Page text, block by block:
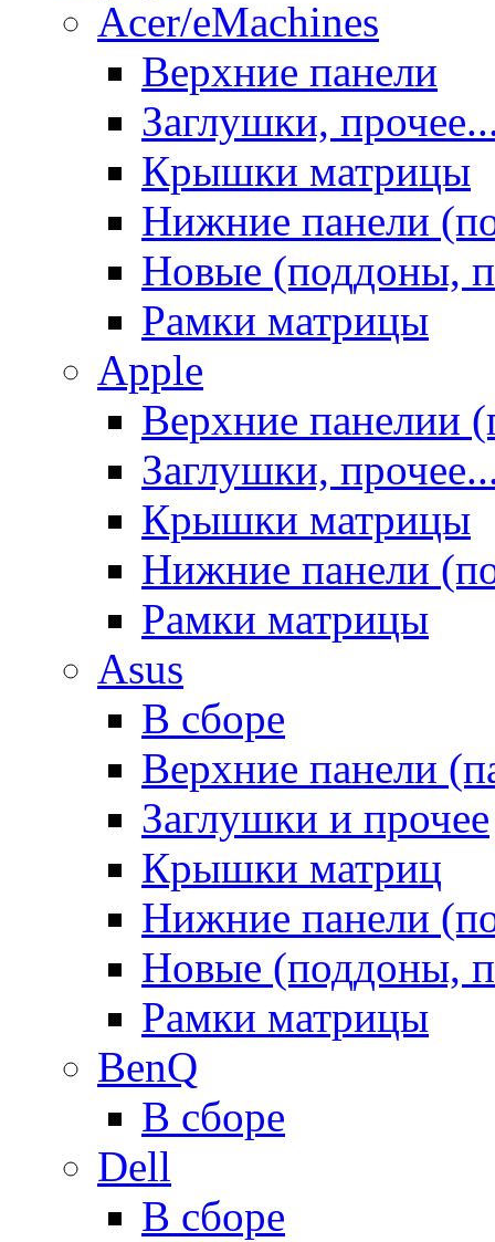
Acer/eMachines
Верхние панели
Заглушки,
Крышки матрицы
Нижние панели
Новые (поддоны,
Рамки матрицы
Apple
Верхние панелии
Заглушки,
Крышки матрицы
Нижние панели
Рамки матрицы
Asus
В сборе
Верхние панели
Заглушки и прочее
Крышки матриц
Нижние панели
Новые (поддоны,
Рамки матрицы
BenQ
В сборе
Dell
В сборе